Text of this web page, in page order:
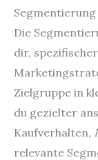
Die
dir,
Zielgruppe in
du gezielter
Kaufverhalten,
relevante